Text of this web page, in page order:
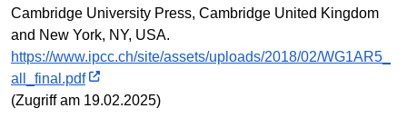
Cambridge University Press, Cambridge United Kingdom
and New York, NY, USA.
https://www.ipcc.ch/site/assets/uploads/2018/02/WG1AR5_
all_final.pdf
(Zugriff am 19.02.2025)